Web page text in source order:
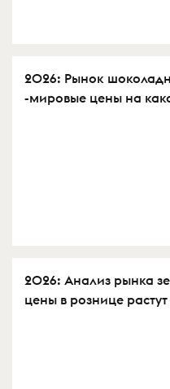
2026: Рынок
-мировые цены на
2026: Анализ рынка
цены в рознице